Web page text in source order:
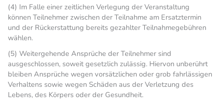
(4) Im Falle einer zeitlichen Verlegung der Veranstaltung
können Teilnehmer zwischen der Teilnahme am Ersatztermin
und der Rückerstattung bereits gezahlter Teilnahmegebühren
wählen.
(5) Weitergehende Ansprüche der Teilnehmer sind
ausgeschlossen, soweit gesetzlich zulässig. Hiervon unberührt
bleiben Ansprüche wegen vorsätzlichen oder grob fahrlässigen
Verhaltens sowie wegen Schäden aus der Verletzung des
Lebens, des Körpers oder der Gesundheit.